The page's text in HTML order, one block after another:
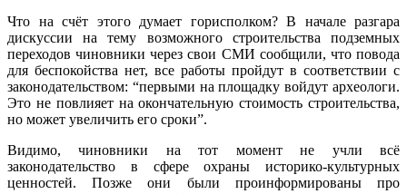
Что на счёт этого думает горисполком? В начале разгара
дискуссии на тему возможного строительства подземных
переходов чиновники через свои СМИ сообщили, что повода
для беспокойства нет, все работы пройдут в соответствии с
законодательством: “первыми на площадку войдут археологи.
Это не повлияет на окончательную стоимость строительства,
но может увеличить его сроки”.
Видимо, чиновники на тот момент не учли всё
законодательство в сфере охраны историко-культурных
ценностей. Позже они были проинформированы про